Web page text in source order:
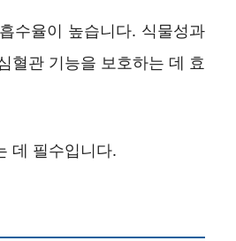
수율이 높습니다. 식물성과
혈관 기능을 보호하는 데 효
데 필수입니다.